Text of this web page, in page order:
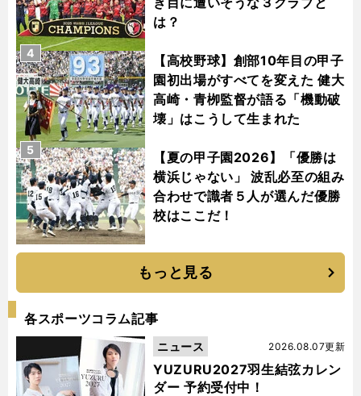
は？
【高校野球】創部10年目の甲子
園初出場がすべてを変えた 健大
高崎・青栁監督が語る「機動破
壊」はこうして生まれた
4
【夏の甲子園2026】「優勝は
横浜じゃない」 波乱必至の組み
合わせで識者５人が選んだ優勝
校はここだ！
5
もっと見る
各スポーツコラム記事
YUZURU2027羽生結弦カレン
ダー 予約受付中！
2026.08.07更新
ニュース